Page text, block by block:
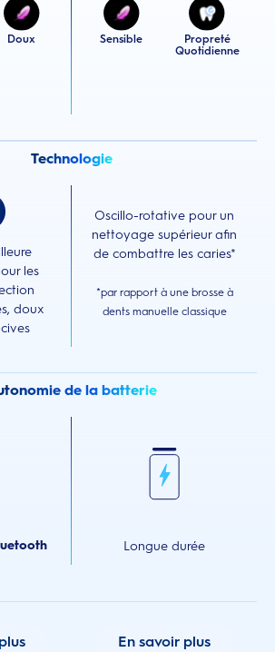
Doux Sensible
Propreté
Quotidienne
Technologie
les
doux
Oscillo-rotative pour un
nettoyage supérieur afin
de combattre les caries*
*par rapport à une brosse à
dents manuelle classique
de la batterie
Longue durée
En savoir plus